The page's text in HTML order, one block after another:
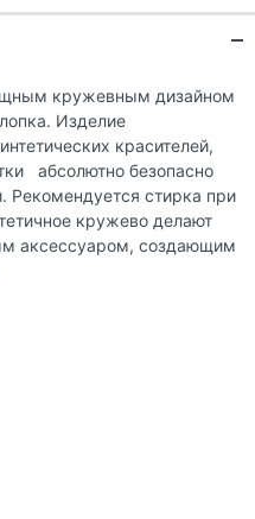
кружевным дизайном
Изделие
красителей,
абсолютно безопасно
Рекомендуется стирка при
кружево делают
аксессуаром, создающим